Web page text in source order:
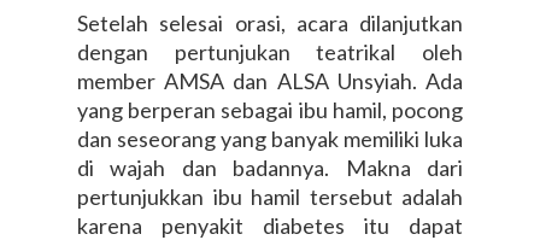
Setelah selesai orasi, acara dilanjutkan
dengan pertunjukan teatrikal oleh
member AMSA dan ALSA Unsyiah. Ada
yang berperan sebagai ibu hamil, pocong
dan seseorang yang banyak memiliki luka
di wajah dan badannya. Makna dari
pertunjukkan ibu hamil tersebut adalah
karena penyakit diabetes itu dapat